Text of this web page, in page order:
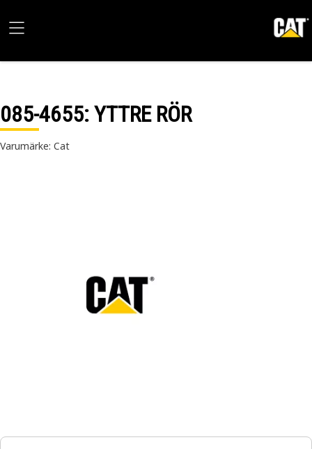
085-4655: YTTRE RÖR
Varumärke: Cat